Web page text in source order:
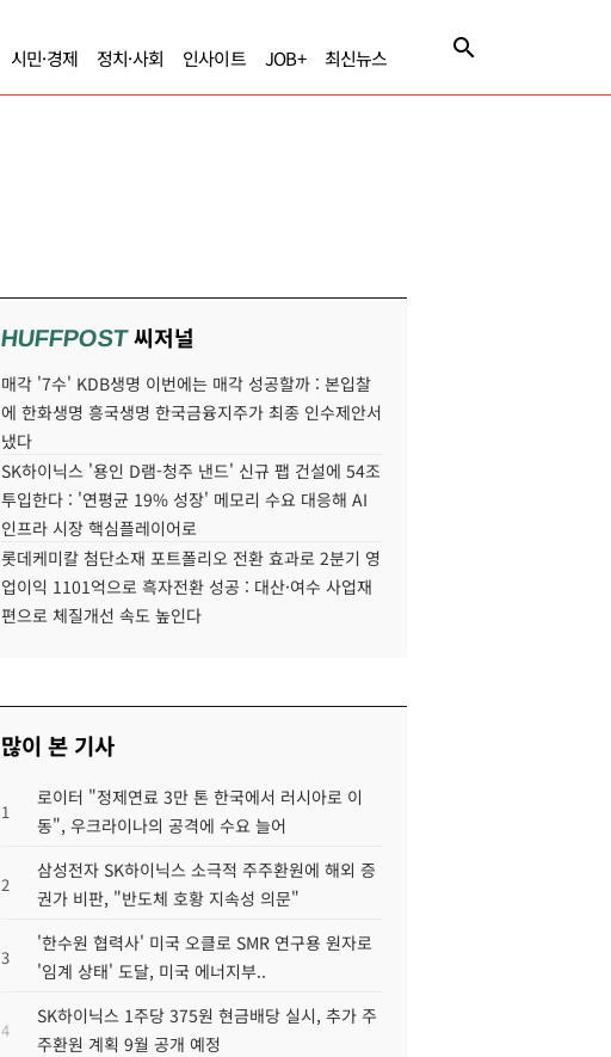
시민·경제 정치·사회 인사이트 JOB+ 최신뉴스
HUFFPOST씨저널
매각 '7수' KDB생명 이번에는 매각 성공할까 : 본입찰
에 한화생명 흥국생명 한국금융지주가 최종 인수제안서
냈다
SK하이닉스 '용인 D램-청주 낸드' 신규 팹 건설에 54조
투입한다 : '연평균 19% 성장' 메모리 수요 대응해 AI
인프라 시장 핵심플레이어로
롯데케미칼 첨단소재 포트폴리오 전환 효과로 2분기 영
업이익 1101억으로 흑자전환 성공 : 대산·여수 사업재
편으로 체질개선 속도 높인다
많이 본 기사
1
로이터 "정제연료 3만 톤 한국에서 러시아로 이
동", 우크라이나의 공격에 수요 늘어
2
삼성전자 SK하이닉스 소극적 주주환원에 해외 증
권가 비판, "반도체 호황 지속성 의문"
3
'한수원 협력사' 미국 오클로 SMR 연구용 원자로
'임계 상태' 도달, 미국 에너지부..
4
SK하이닉스 1주당 375원 현금배당 실시, 추가 주
주환원 계획 9월 공개 예정